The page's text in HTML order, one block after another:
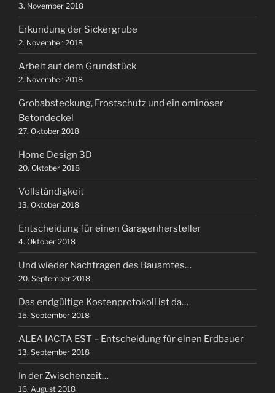
3. November 2018
Erkundung der Sickergrube
2. November 2018
Arbeit auf dem Grundstück
2. November 2018
Grobabsteckung, Frostschutz und ein ominöser
Betondeckel
27. Oktober 2018
Home Design 3D
20. Oktober 2018
Vollständigkeit
13. Oktober 2018
Entscheidung für einen Garagenhersteller
4. Oktober 2018
Und wieder Nachfragen des Bauamtes…
20. September 2018
Das endgültige Kostenprotokoll ist da…
15. September 2018
ALEA IACTA EST – Entscheidung für einen Erdbauer
13. September 2018
In der Zwischenzeit…
16. August 2018